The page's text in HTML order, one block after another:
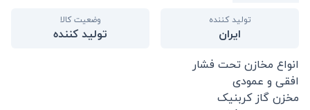
تولید کننده
ایران
وضعیت کالا
تولید کننده
انواع مخازن تحت فشار
افقی و عمودی
مخزن گاز کربنیک